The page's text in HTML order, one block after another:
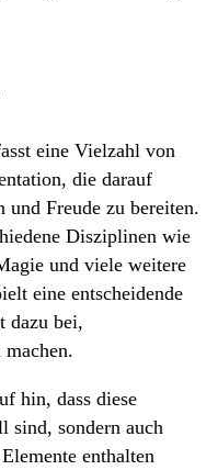
eine Vielzahl von
die darauf
und Freude zu bereiten.
Disziplinen wie
und viele weitere
eine entscheidende
dazu bei,
hin, dass diese
sind, sondern auch
enthalten